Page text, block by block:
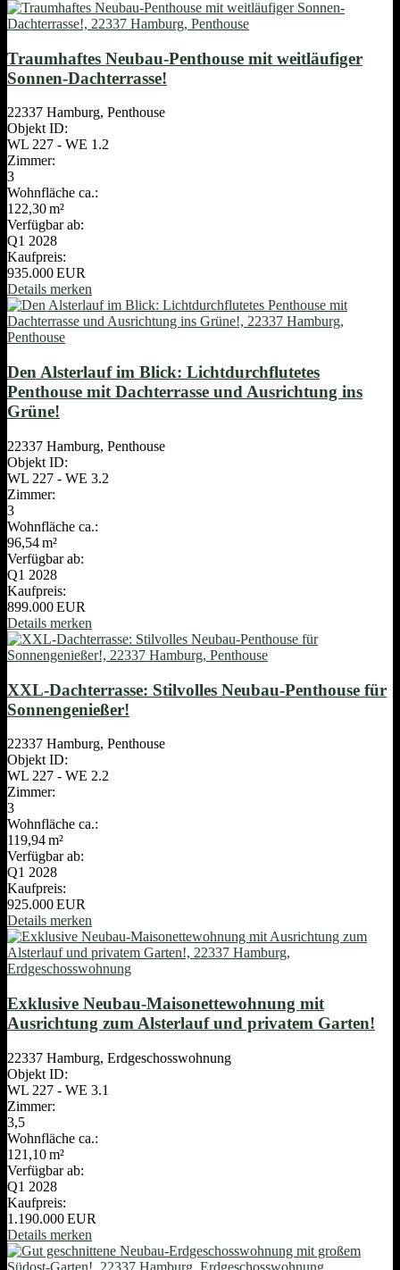
Traumhaftes Neubau-Penthouse mit weitläufiger
Sonnen-Dachterrasse!
22337 Hamburg, Penthouse
Objekt ID:
WL 227 - WE 1.2
Zimmer:
3
Wohnfläche ca.:
122,30 m²
Verfügbar ab:
Q1 2028
Kaufpreis:
935.000 EUR
Details merken
Den Alsterlauf im Blick: Lichtdurchflutetes
Penthouse mit Dachterrasse und Ausrichtung ins
Grüne!
22337 Hamburg, Penthouse
Objekt ID:
WL 227 - WE 3.2
Zimmer:
3
Wohnfläche ca.:
96,54 m²
Verfügbar ab:
Q1 2028
Kaufpreis:
899.000 EUR
Details merken
XXL-Dachterrasse: Stilvolles Neubau-Penthouse für
Sonnengenießer!
22337 Hamburg, Penthouse
Objekt ID:
WL 227 - WE 2.2
Zimmer:
3
Wohnfläche ca.:
119,94 m²
Verfügbar ab:
Q1 2028
Kaufpreis:
925.000 EUR
Details merken
Exklusive Neubau-Maisonettewohnung mit
Ausrichtung zum Alsterlauf und privatem Garten!
22337 Hamburg, Erdgeschosswohnung
Objekt ID:
WL 227 - WE 3.1
Zimmer:
3,5
Wohnfläche ca.:
121,10 m²
Verfügbar ab:
Q1 2028
Kaufpreis:
1.190.000 EUR
Details merken